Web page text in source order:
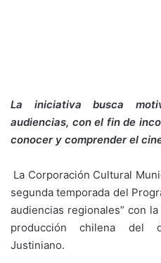
La iniciativa busca
audiencias, con el fin de
conocer y comprender el
La Corporación Cultural
segunda temporada del
audiencias regionales” con
producción chilena del
Justiniano.